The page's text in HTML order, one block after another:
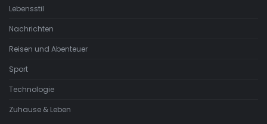
Lebensstil
Nachrichten
Reisen und Abenteuer
Sport
Technologie
Zuhause & Leben